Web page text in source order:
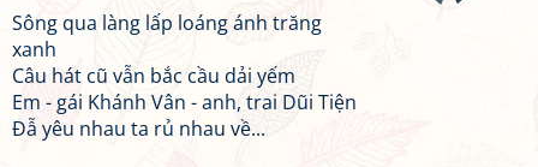
Sông qua làng lấp loáng ánh trăng
xanh
Câu hát cũ vẫn bắc cầu dải yếm
Em - gái Khánh Vân - anh, trai Dũi Tiện
Đẫ yêu nhau ta rủ nhau về...